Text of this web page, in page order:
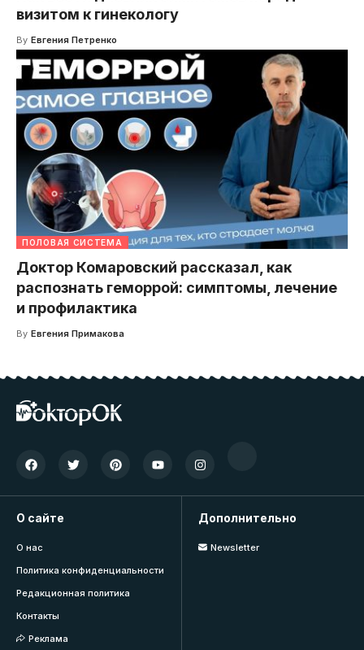
визитом к гинекологу
By Евгения Петренко
ПОЛОВАЯ СИСТЕМА
Доктор Комаровский рассказал, как
распознать геморрой: симптомы, лечение
и профилактика
By Евгения Примакова
О сайте
О нас
Политика конфиденциальности
Редакционная политика
Контакты
Реклама
Дополнительно
Newsletter